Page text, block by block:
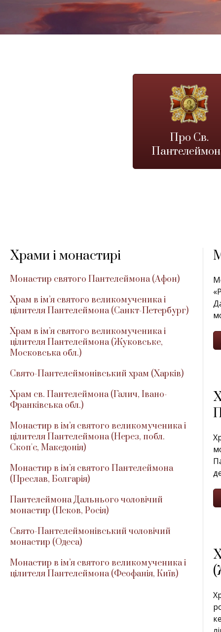
Про Св.
Храми і монастирі
Монастир святого Пантелеймона (Афон)
Храм в ім’я святого великомученика і
цілителя Пантелеймона (Санкт-Петербург)
Храм в ім’я святого великомученика і
цілителя Пантелеймона (Жуковське,
Московська обл.)
Свято-Пантелеймонівський храм (Харків)
Храм св. Пантелеймона (Галич, Івано-
Франківська обл.)
Монастир в ім’я святого великомученика і
цілителя Пантелеймона (Нерез, побл.
Скоп'є, Македонія)
Монастир в ім’я святого Пантелеймона
(Преслав, Болгарія)
Пантелеймона Дальнього чоловічий
монастир (Псков, Росія)
Свято-Пантелеймонівський чоловічий
монастир (Одеса)
Монастир в ім’я святого великомученика і
цілителя Пантелеймона (Феофанія, Київ)